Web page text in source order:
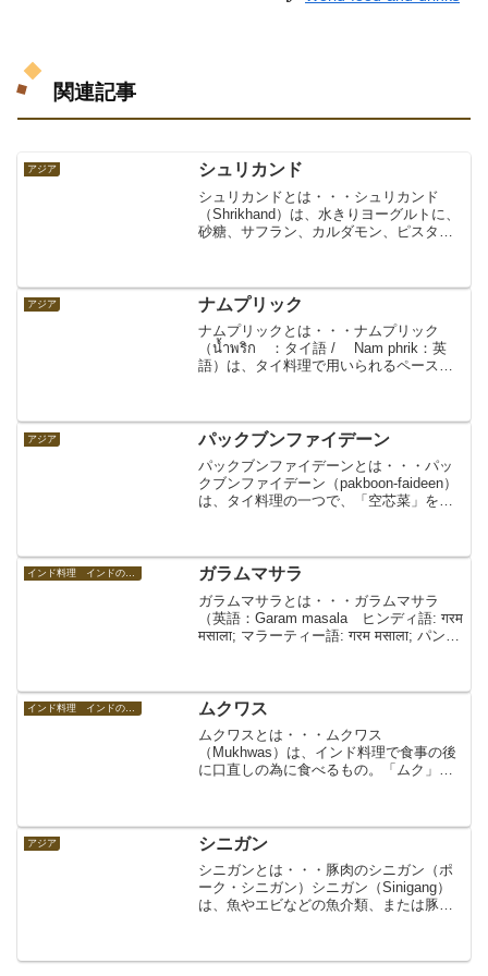
関連記事
アジア シュリカンド
シュリカンドとは・・・シュリカンド
（Shrikhand）は、水きりヨーグルトに、
砂糖、サフラン、カルダモン、ピスタチ
る。マンゴーが入...
アジア ナムプリック
ナムプリックとは・・・ナムプリック
（น้ำพริก ：タイ語 / Nam phrik：英
語）は、タイ料理で用いられるペース
シャロット、カピ（エビや小魚を発酵さ
せた調味料...
アジア パックブンファイデーン
パックブンファイデーンとは・・・パッ
クブンファイデーン（pakboon-faideen）
は、タイ料理の一つで、「空芯菜」を炒
る炒めもの。タイではレストランから屋
台に至る...
インド料理 インドの食べ物 ガラムマサラ
ガラムマサラとは・・・ガラムマサラ
（英語：Garam masala ヒンディ語: गरम
मसाला; マラーティー語: गरम मसाला; パンジ
インド料理 インドの食べ物 ムクワス
ムクワスとは・・・ムクワス
（Mukhwas）は、インド料理で食事の後
に口直しの為に食べるもの。「ムク」が
ンフ）が基本で、クローブやカル...
アジア シニガン
シニガンとは・・・豚肉のシニガン（ポ
ーク・シニガン）シニガン（Sinigang）
は、魚やエビなどの魚介類、または豚肉
て魚醤などで調味して作られるスープ。